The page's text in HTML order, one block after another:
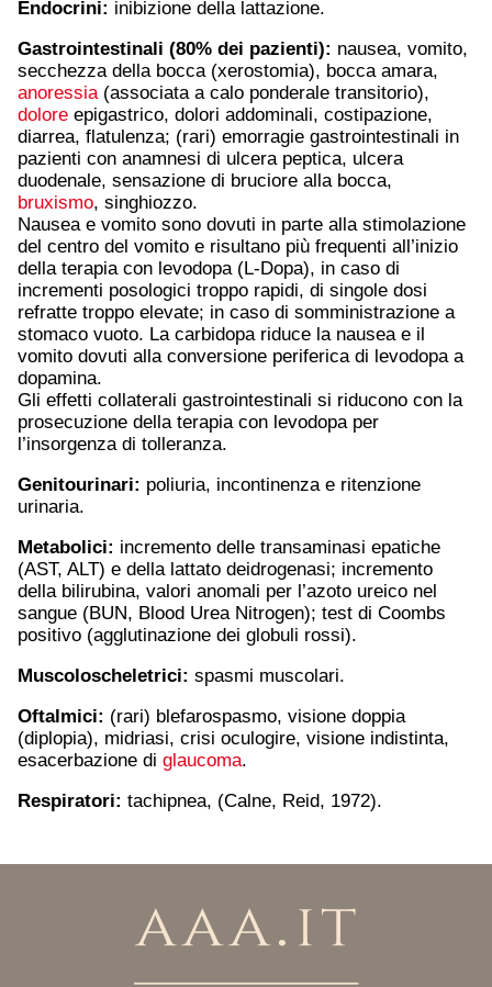
Endocrini: inibizione della lattazione.
Gastrointestinali (80% dei pazienti): nausea, vomito,
secchezza della bocca (xerostomia), bocca amara,
anoressia(associata a calo ponderale transitorio),
dolore epigastrico, dolori addominali, costipazione,
diarrea, flatulenza; (rari) emorragie gastrointestinali in
pazienti con anamnesi di ulcera peptica, ulcera
duodenale, sensazione di bruciore alla bocca,
bruxismo, singhiozzo.
Nausea e vomito sono dovuti in parte alla stimolazione
del centro del vomito e risultano più frequenti all’inizio
della terapia con levodopa (L-Dopa), in caso di
incrementi posologici troppo rapidi, di singole dosi
refratte troppo elevate; in caso di somministrazione a
stomaco vuoto. La carbidopa riduce la nausea e il
vomito dovuti alla conversione periferica di levodopa a
dopamina.
Gli effetti collaterali gastrointestinali si riducono con la
prosecuzione della terapia con levodopa per
l’insorgenza di tolleranza.
Genitourinari: poliuria, incontinenza e ritenzione
urinaria.
Metabolici: incremento delle transaminasi epatiche
(AST, ALT) e della lattato deidrogenasi; incremento
della bilirubina, valori anomali per l’azoto ureico nel
sangue (BUN, Blood Urea Nitrogen); test di Coombs
positivo (agglutinazione dei globuli rossi).
Muscoloscheletrici: spasmi muscolari.
Oftalmici: (rari) blefarospasmo, visione doppia
(diplopia), midriasi, crisi oculogire, visione indistinta,
esacerbazione di glaucoma.
Respiratori: tachipnea, (Calne, Reid, 1972).